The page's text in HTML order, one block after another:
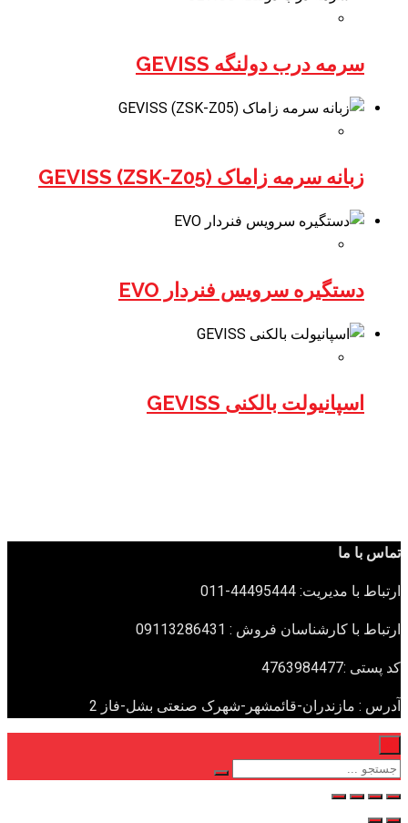
سرمه درب دولنگه GEVISS
زبانه سرمه زاماک (ZSK-Z05) GEVISS
دستگیره سرویس فنردار EVO
اسپانیولت بالکنی GEVISS
تماس با ما
ارتباط با مدیریت: 44495444-011
ارتباط با کارشناسان فروش : 09113286431
کد پستی :4763984477
آدرس : مازندران-قائمشهر-شهرک صنعتی بشل-فاز 2